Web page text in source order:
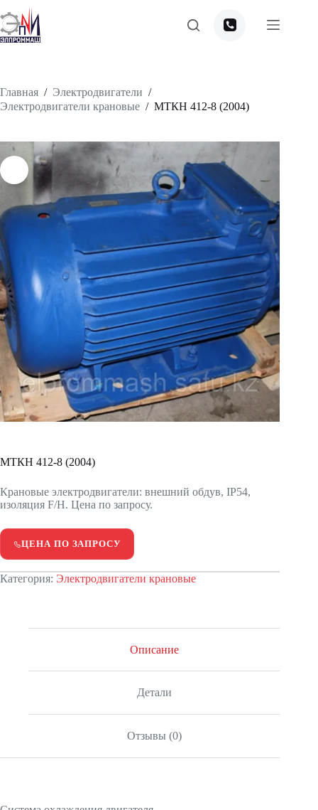
Перейти
к
сути
Главная / Электродвигатели /
Электродвигатели крановые / МТКH 412-8 (2004)
МТКH 412-8 (2004)
Крановые электродвигатели: внешний обдув, IP54,
изоляция F/H. Цена по запросу.
ЦЕНА ПО ЗАПРОСУ
Категория: Электродвигатели крановые
Описание
Детали
Отзывы (0)